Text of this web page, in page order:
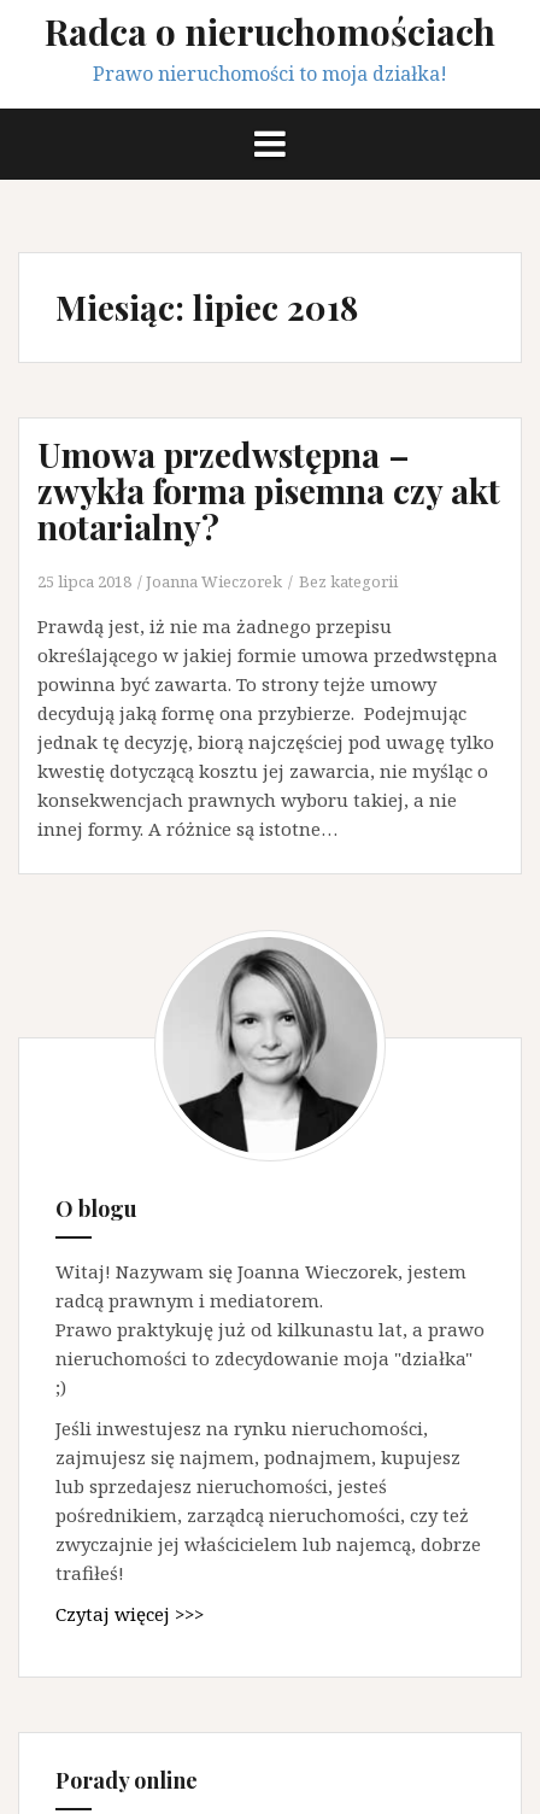
Radca o nieruchomościach
Prawo nieruchomości to moja działka!
Miesiąc: lipiec 2018
Umowa przedwstępna –
zwykła forma pisemna czy akt
notarialny?
25 lipca 2018 Joanna Wieczorek Bez kategorii
Prawdą jest, iż nie ma żadnego przepisu
określającego w jakiej formie umowa przedwstępna
powinna być zawarta. To strony tejże umowy
decydują jaką formę ona przybierze. Podejmując
jednak tę decyzję, biorą najczęściej pod uwagę tylko
kwestię dotyczącą kosztu jej zawarcia, nie myśląc o
konsekwencjach prawnych wyboru takiej, a nie
innej formy. A różnice są istotne…
O blogu
Witaj! Nazywam się Joanna Wieczorek, jestem
radcą prawnym i mediatorem.
Prawo praktykuję już od kilkunastu lat, a prawo
nieruchomości to zdecydowanie moja "działka"
;)
Jeśli inwestujesz na rynku nieruchomości,
zajmujesz się najmem, podnajmem, kupujesz
lub sprzedajesz nieruchomości, jesteś
pośrednikiem, zarządcą nieruchomości, czy też
zwyczajnie jej właścicielem lub najemcą, dobrze
trafiłeś!
Czytaj więcej >>>
Porady online